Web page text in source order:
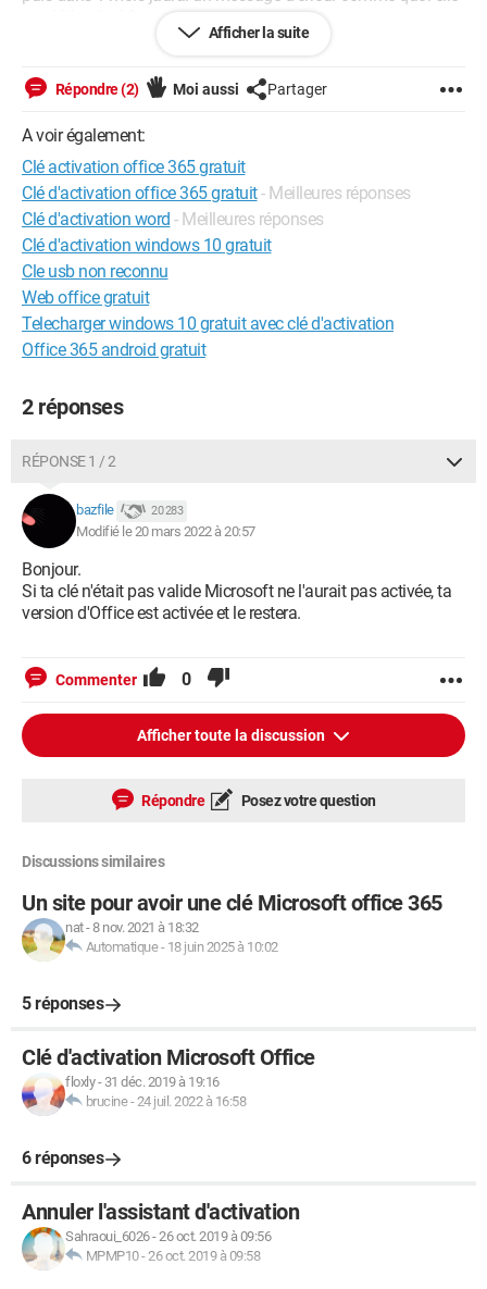
Merci
Afficher la suite
Répondre (2) Moi aussi Partager
A voir également:
Clé activation office 365 gratuit
Clé d'activation office 365 gratuit- Meilleures réponses
Clé d'activation word - Meilleures réponses
Clé d'activation windows 10 gratuit
Cle usb non reconnu
Web office gratuit
Telecharger windows 10 gratuit avec clé d'activation
Office 365 android gratuit
2 réponses
RÉPONSE 1 / 2
bazfile 20 283
Modifié le 20 mars 2022 à 20:57
Bonjour.
Si ta clé n'était pas valide Microsoft ne l'aurait pas activée, ta
version d'Office est activée et le restera.
Commenter 0
Afficher toute la discussion
Répondre Posez votre question
Discussions similaires
Un site pour avoir une clé Microsoft office 365
nat-8 nov. 2021 à 18:32
Automatique- 18 juin 2025 à 10:02
5 réponses
Clé d'activation Microsoft Office
floxly- 31 déc. 2019 à 19:16
brucine-24 juil. 2022 à 16:58
6 réponses
Annuler l'assistant d'activation
Sahraoui_6026-26 oct. 2019 à 09:56
MPMP10-26 oct. 2019 à 09:58